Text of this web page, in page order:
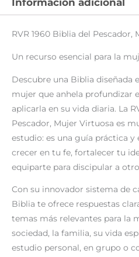
RVR 1960 Biblia del Pescador,
Un recurso esencial para la
Descubre una Biblia diseñada
mujer que anhela profundizar
aplicarla en su vida diaria. La
Pescador, Mujer Virtuosa es
estudio: es una guía práctica y
crecer en tu fe, fortalecer tu
equiparte para discipular a
Con su innovador sistema de
Biblia te ofrece respuestas
temas más relevantes para la
sociedad, la familia, su vida
estudio personal, en grupo o